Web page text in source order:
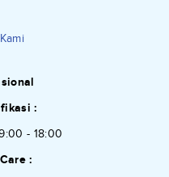
:
- 18:00
: